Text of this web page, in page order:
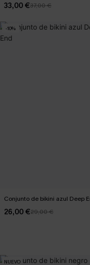
33,00 €37,00 €
-10%
Conjunto de bikini azul Deep
26,00 €29,00 €
NUEVO